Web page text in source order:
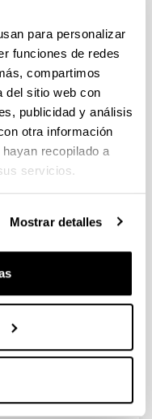
para personalizar
funciones de redes
compartimos
del sitio web con
publicidad y análisis
otra información
recopilado a
servicios.
Mostrar detalles
- 13/12/2022 23:59
de adjudicación
predoctorales para
2022
14:00
- 25/11/2022 23:59
de adjudicación
... 95